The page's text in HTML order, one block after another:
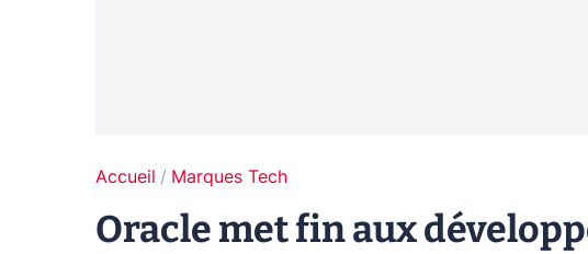
Accueil Marques Tech
Oracle met fin aux